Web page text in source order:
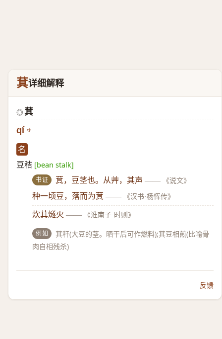
萁详细解释
◎ 萁
qí
名
豆秸 [bean stalk]
书证 萁，豆茎也。从艸，其声 —— 《说文》
种一顷豆，落而为萁 —— 《汉书·杨恽传》
炊萁燧火 —— 《淮南子·时则》
例如
萁秆(大豆的茎。晒干后可作燃料);萁豆相煎(比喻骨
肉自相残杀)
反馈